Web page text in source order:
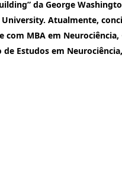
da George
Atualmente,
com MBA em
Estudos em